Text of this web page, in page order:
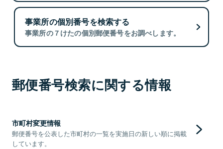
事業所の個別番号を検索する
事業所の７けたの個別郵便番号をお調べします。
郵便番号検索に関する情報
市町村変更情報
郵便番号を公表した市町村の一覧を実施日の新しい順に掲載
しています。